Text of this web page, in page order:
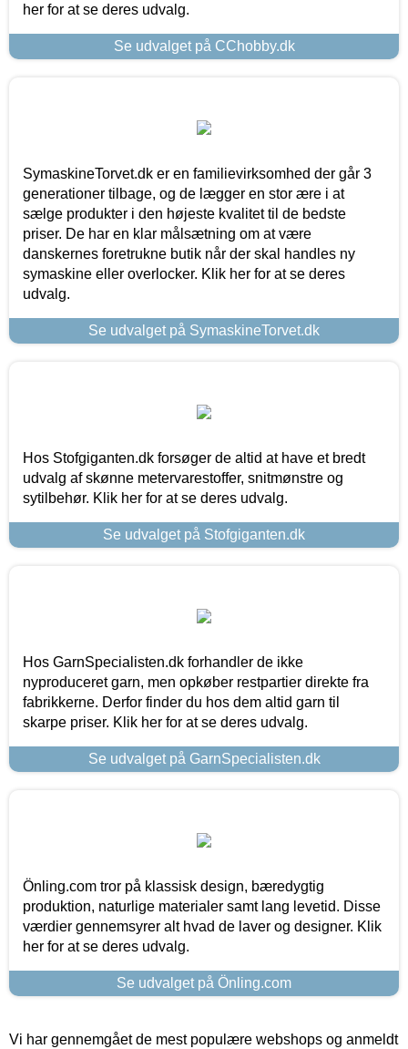
her for at se deres udvalg.
Se udvalget på CChobby.dk
SymaskineTorvet.dk er en familievirksomhed der går 3
generationer tilbage, og de lægger en stor ære i at
sælge produkter i den højeste kvalitet til de bedste
priser. De har en klar målsætning om at være
danskernes foretrukne butik når der skal handles ny
symaskine eller overlocker. Klik her for at se deres
udvalg.
Se udvalget på SymaskineTorvet.dk
Hos Stofgiganten.dk forsøger de altid at have et bredt
udvalg af skønne metervarestoffer, snitmønstre og
sytilbehør. Klik her for at se deres udvalg.
Se udvalget på Stofgiganten.dk
Hos GarnSpecialisten.dk forhandler de ikke
nyproduceret garn, men opkøber restpartier direkte fra
fabrikkerne. Derfor finder du hos dem altid garn til
skarpe priser. Klik her for at se deres udvalg.
Se udvalget på GarnSpecialisten.dk
Önling.com tror på klassisk design, bæredygtig
produktion, naturlige materialer samt lang levetid. Disse
værdier gennemsyrer alt hvad de laver og designer. Klik
her for at se deres udvalg.
Se udvalget på Önling.com
Vi har gennemgået de mest populære webshops og anmeldt